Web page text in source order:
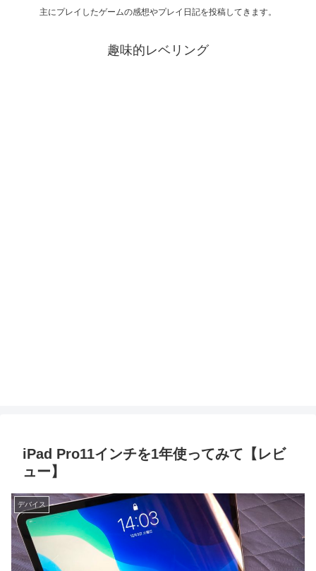
主にプレイしたゲームの感想やプレイ日記を投稿してきます。
趣味的レベリング
iPad Pro11インチを1年使ってみて【レビ
ュー】
デバイス